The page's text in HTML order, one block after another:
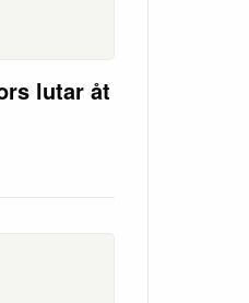
lutar åt